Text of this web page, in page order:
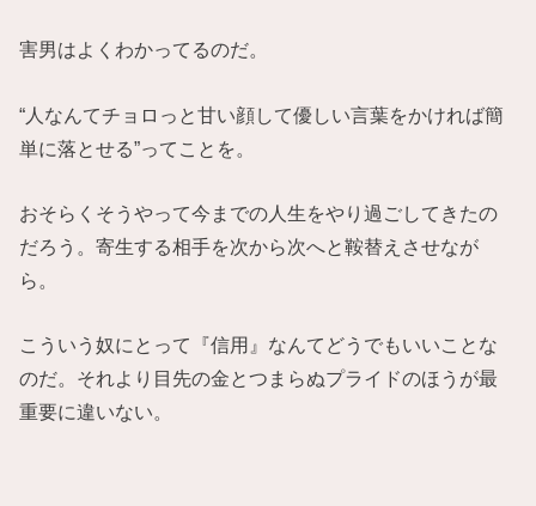
害男はよくわかってるのだ。
“人なんてチョロっと甘い顔して優しい言葉をかければ簡
単に落とせる”ってことを。
おそらくそうやって今までの人生をやり過ごしてきたの
だろう。寄生する相手を次から次へと鞍替えさせなが
ら。
こういう奴にとって『信用』なんてどうでもいいことな
のだ。それより目先の金とつまらぬプライドのほうが最
重要に違いない。